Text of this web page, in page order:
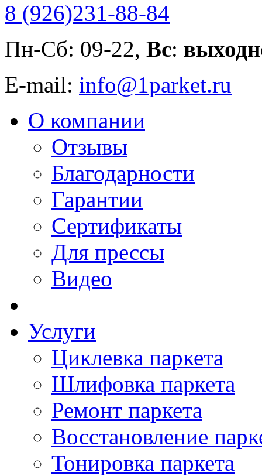
8 (926)231-88-84
Пн-Сб: 09-22, Вс:
E-mail: info@1parket.ru
О компании
Отзывы
Благодарности
Гарантии
Сертификаты
Для прессы
Видео
Услуги
Циклевка паркета
Шлифовка паркета
Ремонт паркета
Восстановление
Тонировка паркета